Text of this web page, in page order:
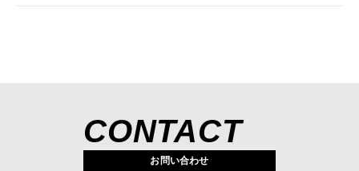
CONTACT
お問い合わせ